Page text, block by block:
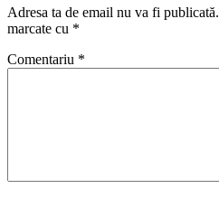
Adresa ta de email nu va fi publicată.
marcate cu *
Comentariu *